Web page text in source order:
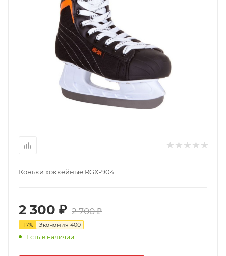
Коньки хоккейные RGX-904
2 300 ₽ 2 700 ₽
-17% Экономия 400
Есть в наличии